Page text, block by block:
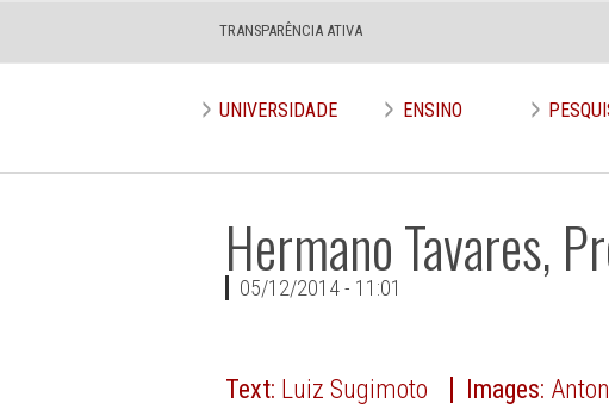
TRANSPARÊNCIA ATIVA
UNIVERSIDADE ENSINO
Hermano Tavares,
05/12/2014 - 11:01
Text: Luiz Sugimoto Images: